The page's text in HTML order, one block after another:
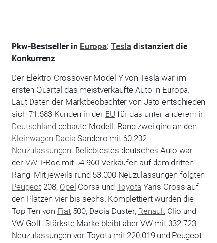
Pkw-Bestseller in Europa: Tesladistanziert die
Konkurrenz
Der Elektro-Crossover Model Y von Tesla war im
ersten Quartal das meistverkaufte Auto in Europa.
Laut Daten der Marktbeobachter von Jato entschieden
sich 71.683 Kunden in der EU für das unter anderem in
Deutschland gebaute Modell. Rang zwei ging an den
Kleinwagen Dacia Sandero mit 60.202
Neuzulassungen. Beliebtestes deutsches Auto war
der VWT-Roc mit 54.960 Verkäufen auf dem dritten
Rang. Mit jeweils rund 53.000 Neuzulassungen folgten
Peugeot208, Opel Corsa und Toyota Yaris Cross auf
den Plätzen vier bis sechs. Komplettiert wurden die
Top Ten von Fiat500, Dacia Duster, RenaultClio und
VW Golf. Stärkste Marke bleibt aber VW mit 332.723
Neuzulassungen vor Toyota mit 220.019 und Peugeot